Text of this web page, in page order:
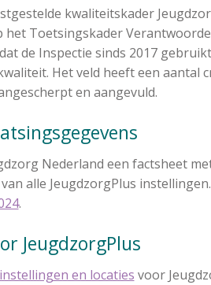
kwaliteitskader
het Toetsingskader
de Inspectie sinds 2017
Het veld heeft een aantal
en aangevuld.
Nederland een factsheet
alle JeugdzorgPlus
.
JeugdzorgPlus
instellingen en locaties voor